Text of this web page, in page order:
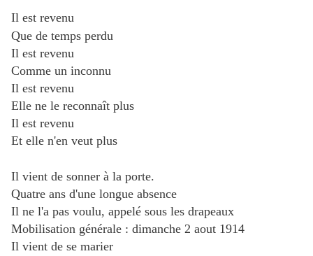
Il est revenu
Que de temps perdu
Il est revenu
Comme un inconnu
Il est revenu
Elle ne le reconnaît plus
Il est revenu
Et elle n'en veut plus
Il vient de sonner à la porte.
Quatre ans d'une longue absence
Il ne l'a pas voulu, appelé sous les drapeaux
Mobilisation générale : dimanche 2 aout 1914
Il vient de se marier